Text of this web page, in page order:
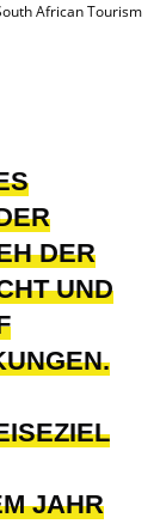
African Tourism
DER
UND
JAHR